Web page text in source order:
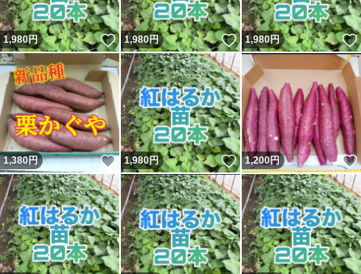
1,980円 いいね！
1,980円 いいね！
1,980円
1,380円 いいね！
1,980円 いいね！
1,200円